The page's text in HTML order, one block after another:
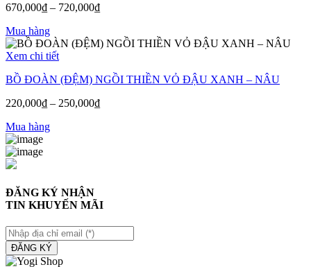
670,000₫ – 720,000₫
Mua hàng
Xem chi tiết
BỒ ĐOÀN (ĐỆM) NGỒI THIỀN VỎ ĐẬU XANH – NÂU
220,000₫ – 250,000₫
Mua hàng
ĐĂNG KÝ NHẬN
TIN KHUYẾN MÃI
ĐĂNG KÝ